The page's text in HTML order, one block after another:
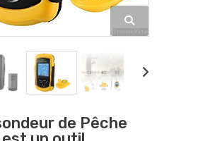
de Pêche